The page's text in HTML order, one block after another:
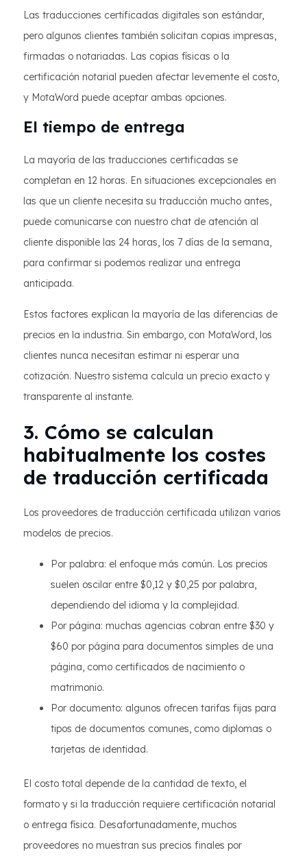
Las traducciones certificadas digitales son estándar,
pero algunos clientes también solicitan copias impresas,
firmadas o notariadas. Las copias físicas o la
certificación notarial pueden afectar levemente el costo,
y MotaWord puede aceptar ambas opciones.
El tiempo de entrega
La mayoría de las traducciones certificadas se
completan en 12 horas. En situaciones excepcionales en
las que un cliente necesita su traducción mucho antes,
puede comunicarse con nuestro chat de atención al
cliente disponible las 24 horas, los 7 días de la semana,
para confirmar si podemos realizar una entrega
anticipada.
Estos factores explican la mayoría de las diferencias de
precios en la industria. Sin embargo, con MotaWord, los
clientes nunca necesitan estimar ni esperar una
cotización. Nuestro sistema calcula un precio exacto y
transparente al instante.
3. Cómo se calculan
habitualmente los costes
de traducción certificada
Los proveedores de traducción certificada utilizan varios
modelos de precios.
Por palabra: el enfoque más común. Los precios
suelen oscilar entre $0,12 y $0,25 por palabra,
dependiendo del idioma y la complejidad.
Por página: muchas agencias cobran entre $30 y
$60 por página para documentos simples de una
página, como certificados de nacimiento o
matrimonio.
Por documento: algunos ofrecen tarifas fijas para
tipos de documentos comunes, como diplomas o
tarjetas de identidad.
El costo total depende de la cantidad de texto, el
formato y si la traducción requiere certificación notarial
o entrega física. Desafortunadamente, muchos
proveedores no muestran sus precios finales por